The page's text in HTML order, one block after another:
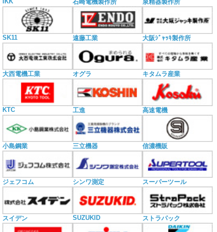
石崎電機製作所 泉精器製作所
SK11 遠藤工業 大阪ｼﾞｬｯｷ製作所
大西電機工業 オグラ キタムラ産業
KTC 工進 高速電機
小島鋼業 三立機器 信濃機販
ジェフコム シンワ測定 スーパーツール
スイデン SUZUKID ストラパック